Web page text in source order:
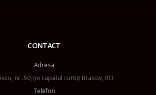
CONTACT
Adresa
nr. 50, (in capatul curtii) Brasov, RO
Telefon